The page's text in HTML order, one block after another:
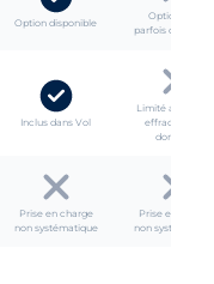
Option disponible
Option vélo
parfois
Inclus dans Vol
Limité au vol par
effraction du
domicile
Prise en charge
non systématique
Prise en charge
non